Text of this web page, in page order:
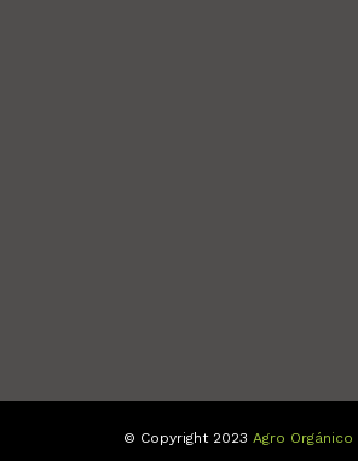
© Copyright 2023 Agro Orgánico